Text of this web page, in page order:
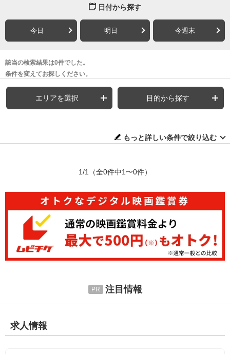
日付から探す
今日 明日 今週末
該当の検索結果は0件でした。
条件を変えてお探しください。
エリアを選択 目的から探す
もっと詳しい条件で絞り込む
1/1 （全0件中1〜0件）
注目情報
求人情報